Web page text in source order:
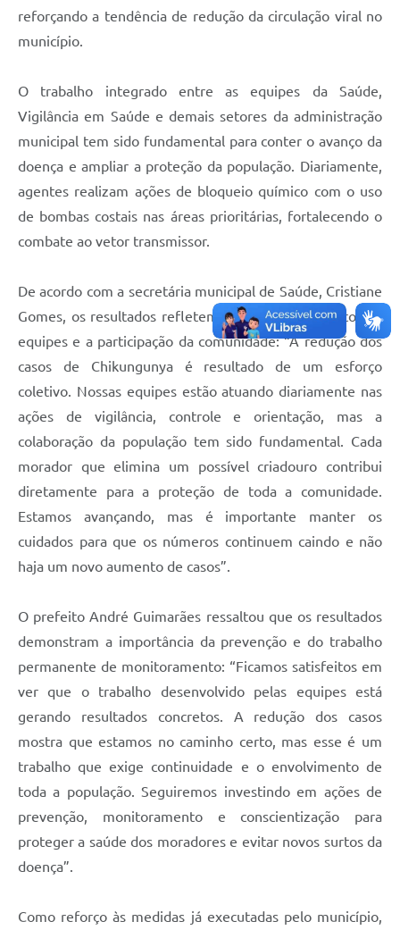
reforçando a tendência de redução da circulação viral no
município.
O trabalho integrado entre as equipes da Saúde,
Vigilância em Saúde e demais setores da administração
municipal tem sido fundamental para conter o avanço da
doença e ampliar a proteção da população. Diariamente,
agentes realizam ações de bloqueio químico com o uso
de bombas costais nas áreas prioritárias, fortalecendo o
combate ao vetor transmissor.
De acordo com a secretária municipal de Saúde, Cristiane
Gomes, os resultados refletem o comprometimento das
equipes e a participação da comunidade: “A redução dos
casos de Chikungunya é resultado de um esforço
coletivo. Nossas equipes estão atuando diariamente nas
ações de vigilância, controle e orientação, mas a
colaboração da população tem sido fundamental. Cada
morador que elimina um possível criadouro contribui
diretamente para a proteção de toda a comunidade.
Estamos avançando, mas é importante manter os
cuidados para que os números continuem caindo e não
haja um novo aumento de casos”.
O prefeito André Guimarães ressaltou que os resultados
demonstram a importância da prevenção e do trabalho
permanente de monitoramento: “Ficamos satisfeitos em
ver que o trabalho desenvolvido pelas equipes está
gerando resultados concretos. A redução dos casos
mostra que estamos no caminho certo, mas esse é um
trabalho que exige continuidade e o envolvimento de
toda a população. Seguiremos investindo em ações de
prevenção, monitoramento e conscientização para
proteger a saúde dos moradores e evitar novos surtos da
doença”.
Como reforço às medidas já executadas pelo município,